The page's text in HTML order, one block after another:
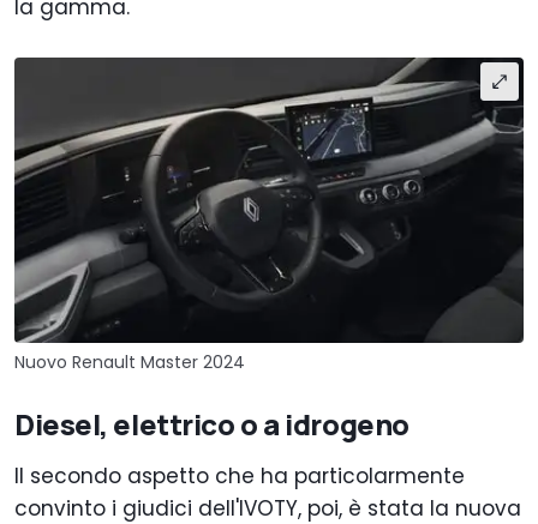
la gamma.
Nuovo Renault Master 2024
Diesel, elettrico o a idrogeno
Il secondo aspetto che ha particolarmente
convinto i giudici dell'IVOTY, poi, è stata la nuova